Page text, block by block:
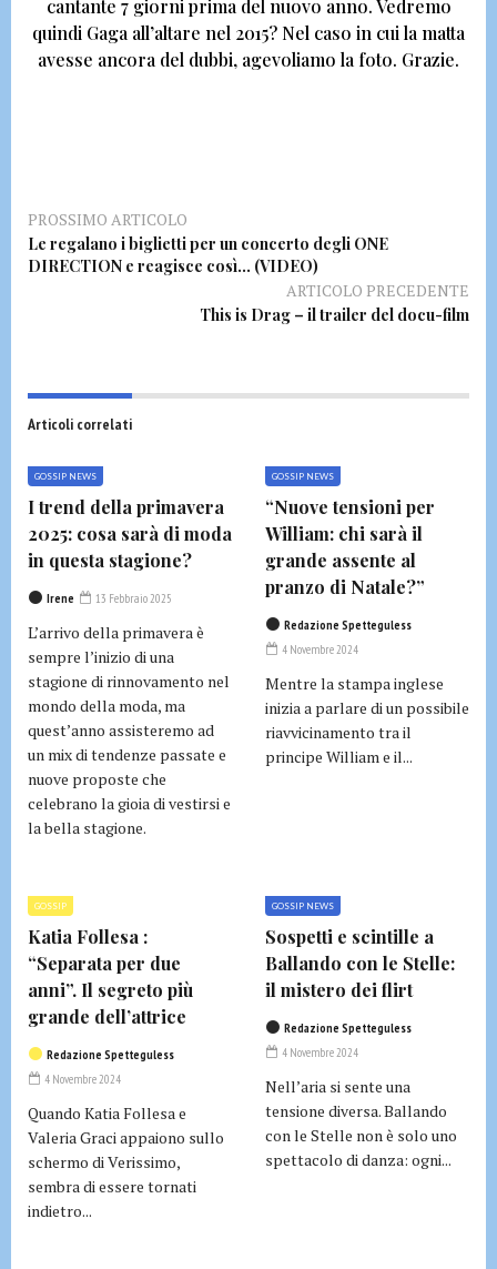
cantante 7 giorni prima del nuovo anno.Vedremo
quindi Gaga all’altare nel 2015? Nel caso in cui la matta
avesse ancora del dubbi, agevoliamo la foto. Grazie.
PROSSIMO ARTICOLO
Le regalano i biglietti per un concerto degli ONE
DIRECTION e reagisce così… (VIDEO)
ARTICOLO PRECEDENTE
This is Drag – il trailer del docu-film
Articoli correlati
GOSSIP NEWS
I trend della primavera
2025: cosa sarà di moda
in questa stagione?
Irene 13 Febbraio 2025
L’arrivo della primavera è
sempre l’inizio di una
stagione di rinnovamento nel
mondo della moda, ma
quest’anno assisteremo ad
un mix di tendenze passate e
nuove proposte che
celebrano la gioia di vestirsi e
la bella stagione.
GOSSIP NEWS
“Nuove tensioni per
William: chi sarà il
grande assente al
pranzo di Natale?”
Redazione Spetteguless
4 Novembre 2024
Mentre la stampa inglese
inizia a parlare di un possibile
riavvicinamento tra il
principe William e il...
GOSSIP
Katia Follesa :
“Separata per due
anni”. Il segreto più
grande dell’attrice
Redazione Spetteguless
4 Novembre 2024
Quando Katia Follesa e
Valeria Graci appaiono sullo
schermo di Verissimo,
sembra di essere tornati
indietro...
GOSSIP NEWS
Sospetti e scintille a
Ballando con le Stelle:
il mistero dei flirt
Redazione Spetteguless
4 Novembre 2024
Nell’aria si sente una
tensione diversa. Ballando
con le Stelle non è solo uno
spettacolo di danza: ogni...